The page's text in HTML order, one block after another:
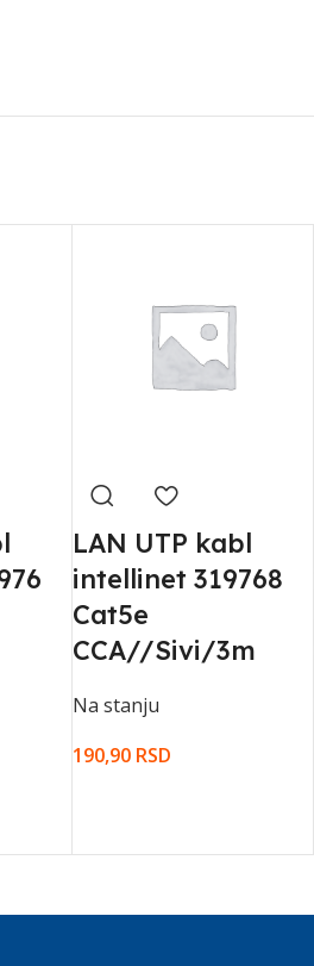
LAN UTP kabl
intellinet 319768
Cat5e
CCA//Sivi/3m
Na stanju
190,90 RSD